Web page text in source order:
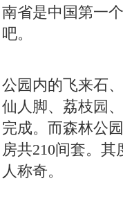
南省是中国第一
吧。
公园内的飞来石
仙人脚、荔枝园
完成。而森林公
房共210间套。
人称奇。